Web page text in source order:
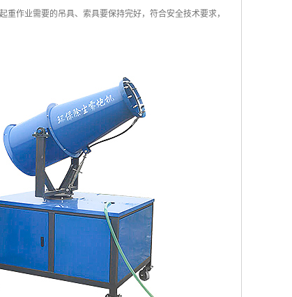
作业需要的吊具、索具要保持完好，符合安全技术要求，